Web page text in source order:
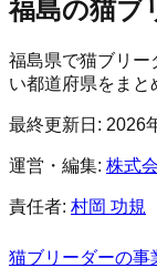
福島の猫ブ
福島県で猫ブリー
い都道府県をまと
最終更新日: 2026
運営・編集: 株式
責任者: 村岡 功規
猫ブリーダーの事